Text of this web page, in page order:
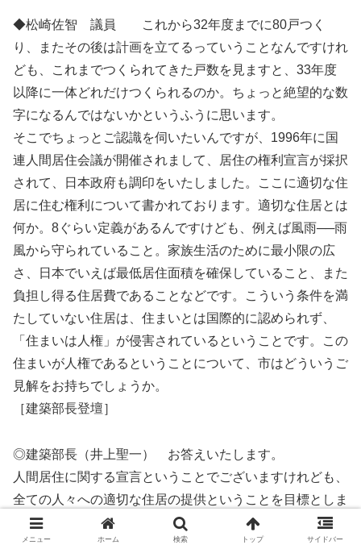
◆松崎佐智 議員 これから32年度までに80戸つく
り、またその後は計画を立てるっていうことなんですけれ
ども、これまでつくられてきた戸数を見ますと、33年度
以降に一体どれだけつくられるのか。ちょっと絶望的な数
字になるんではないかというふうに思います。
そこでちょっとご認識を伺いたいんですが、1996年に国
連人間居住会議が開催されまして、居住の権利宣言が採択
されて、日本政府も調印をいたしました。ここに適切な住
居に住む権利について書かれております。適切な住居とは
何か。8ぐらい定義があるんですけども、例えば風雨──雨
風から守られていること。家族生活のために最小限の広
さ、日本でいえば最低居住面積を確保していること、また
負担し得る住居費であることなどです。こういう条件を満
たしていない住居は、住まいとは国際的に認められず、
「住まいは人権」が侵害されているということです。この
住まいが人権であるということについて、市はどういうご
見解をお持ちでしょうか。
［建築部長登壇］
◎建築部長（井上聖一） お答えいたします。
人間居住に関する宣言ということでございますけれども、
全ての人々への適切な住居の提供ということを目標としま
して、適切な住居とは雨風に守られているだけではなく、
プライバシーを保持でき、また負担できる住宅費であるこ
メニュー ホーム 検索 トップ サイドバー